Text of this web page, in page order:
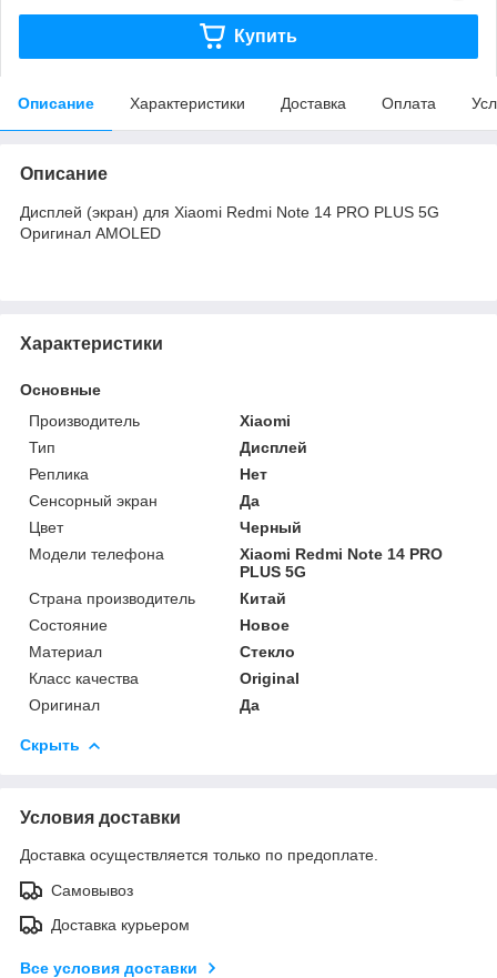
Купить
Описание Характеристики Доставка Оплата
Описание
Дисплей (экран) для Xiaomi Redmi Note 14 PRO PLUS 5G
Оригинал AMOLED
Характеристики
Основные
Производитель
Xiaomi
Тип
Дисплей
Реплика
Нет
Сенсорный экран
Да
Цвет
Черный
Модели телефона
Xiaomi Redmi Note 14 PRO
PLUS 5G
Страна производитель
Китай
Состояние
Новое
Материал
Стекло
Класс качества
Original
Оригинал
Да
Скрыть
Условия доставки
Доставка осуществляется только по предоплате.
Самовывоз
Доставка курьером
Все условия доставки